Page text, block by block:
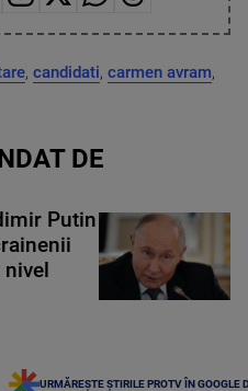
, candidati, carmen avram,
DE
Putin
URMĂREȘTE ȘTIRILE PROTV ÎN GOOGLE